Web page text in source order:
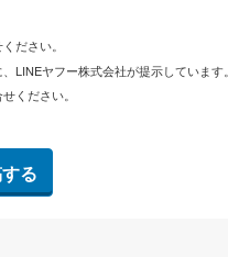
ださい。
LINEヤフー株式会社が提示しています。
ください。
る